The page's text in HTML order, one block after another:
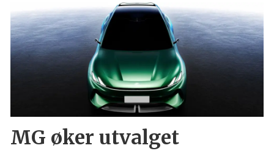
MG øker utvalget